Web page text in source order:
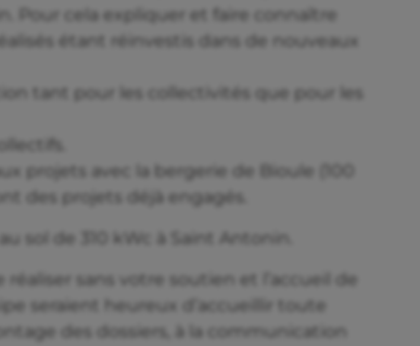
Pour cela expliquer et faire connaître
étant réinvestis dans de nouveaux
tant pour les collectivités que pour les
projets avec la bergerie de Bioule (100
des projets déjà engagés.
sol de 310 kWc à Saint Antonin.
sans votre soutien et l’accueil de
seraient heureux d’accueillir toute
des dossiers, à la communication